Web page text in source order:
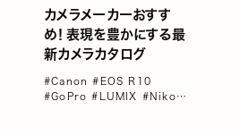
カメラメーカーおすす
め！表現を豊かにする最
新カメラカタログ
#Canon#EOS R10
#GoPro#LUMIX #Nikon